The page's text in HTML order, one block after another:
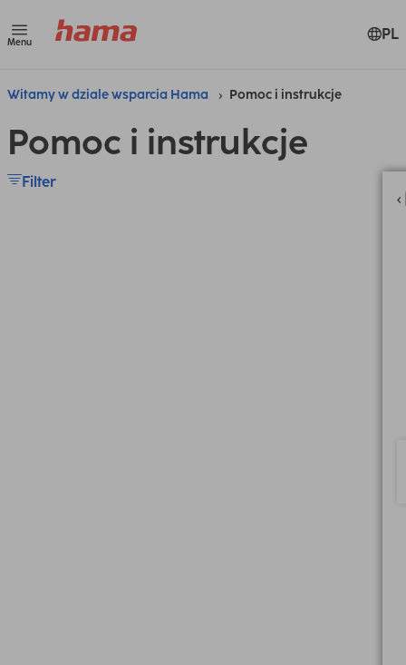
Menu PL
Witamy w dziale wsparcia Hama Pomoc i instrukcje
Pomoc i instrukcje
Filter